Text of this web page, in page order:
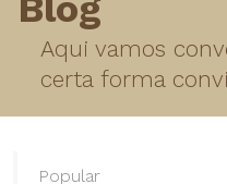
Aqui vamos
certa forma
Popular